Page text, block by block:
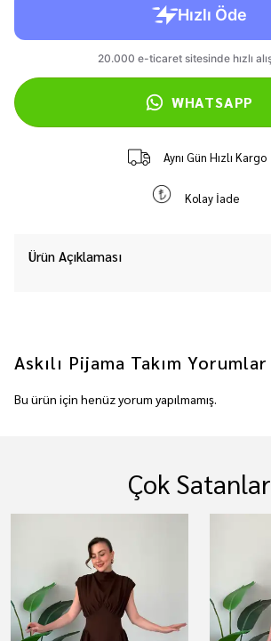
WHATSAPP
Aynı Gün Hızlı Kargo
Kolay İade
Ürün Açıklaması
Askılı Pijama Takım Yorumlar
Bu ürün için henüz yorum yapılmamış.
Çok Satanlar